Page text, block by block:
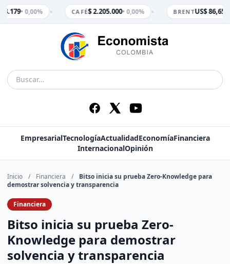
• 0,00% CAFÉ$ 2.205.000• 0,00% BRENTUS$ 86,65•
EmpresarialTecnologíaActualidadEconomíaFinanciera
InternacionalOpinión
Inicio / Financiera /
Bitso inicia su prueba Zero-Knowledge para
demostrar solvencia y transparencia
Financiera
Bitso inicia su prueba Zero-
Knowledge para demostrar
solvencia y transparencia